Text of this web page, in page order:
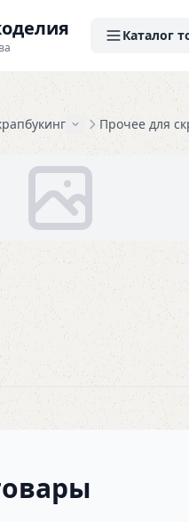
Каталог
Прочее для